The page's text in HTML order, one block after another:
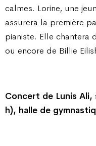
calmes. Lorine, une
assurera la première
pianiste. Elle chantera
ou encore de Billie
Concert de Lunis Ali,
h), halle de